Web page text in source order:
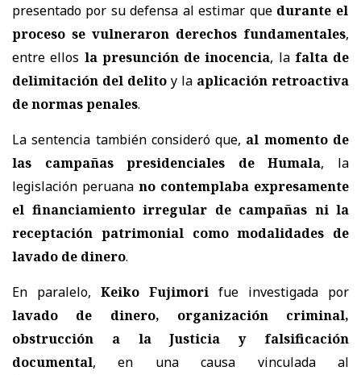
presentado por su defensa al estimar que durante el
proceso se vulneraron derechos fundamentales,
entre ellos la presunción de inocencia, la falta de
delimitación del delito y la aplicación retroactiva
de normas penales.
La sentencia también consideró que, al momento de
las campañas presidenciales de Humala, la
legislación peruana no contemplaba expresamente
el financiamiento irregular de campañas ni la
receptación patrimonial como modalidades de
lavado de dinero.
En paralelo, Keiko Fujimori fue investigada por
lavado de dinero, organización criminal,
obstrucción a la Justicia y falsificación
documental, en una causa vinculada al